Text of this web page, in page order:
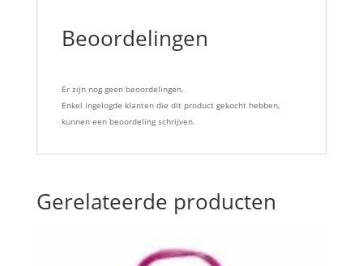
Beoordelingen
Er zijn nog geen beoordelingen.
Enkel ingelogde klanten die dit product gekocht hebben,
kunnen een beoordeling schrijven.
Gerelateerde producten